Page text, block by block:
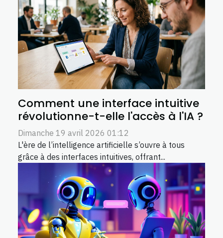
Comment une interface intuitive
révolutionne-t-elle l'accès à l'IA ?
Dimanche 19 avril 2026 01:12
L'ère de l’intelligence artificielle s’ouvre à tous
grâce à des interfaces intuitives, offrant...